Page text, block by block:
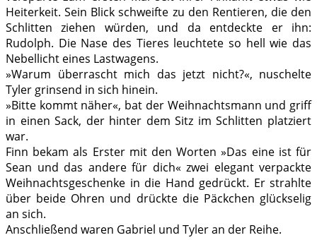
Heiterkeit. Sein Blick schweifte zu den Rentieren, die den
Schlitten ziehen würden, und da entdeckte er ihn:
Rudolph. Die Nase des Tieres leuchtete so hell wie das
Nebellicht eines Lastwagens.
»Warum überrascht mich das jetzt nicht?«, nuschelte
Tyler grinsend in sich hinein.
»Bitte kommt näher«, bat der Weihnachtsmann und griff
in einen Sack, der hinter dem Sitz im Schlitten platziert
war.
Finn bekam als Erster mit den Worten »Das eine ist für
Sean und das andere für dich« zwei elegant verpackte
Weihnachtsgeschenke in die Hand gedrückt. Er strahlte
über beide Ohren und drückte die Päckchen glückselig
an sich.
Anschließend waren Gabriel und Tyler an der Reihe.